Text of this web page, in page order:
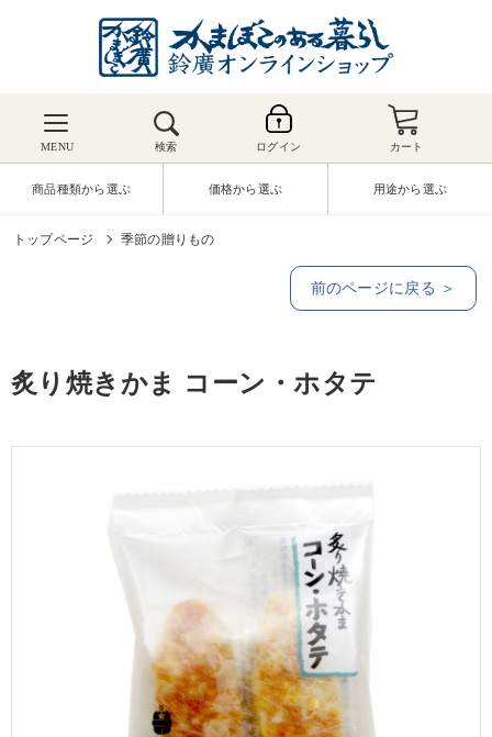
MENU 検索 ログイン カート
商品種類から選ぶ 価格から選ぶ 用途から選ぶ
トップページ 季節の贈りもの
前のページに戻る ＞
炙り焼きかま コーン・ホタテ